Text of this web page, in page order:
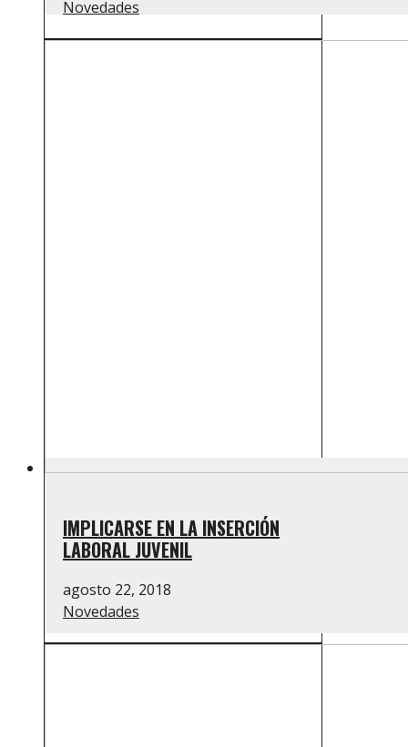
Novedades
IMPLICARSE EN LA INSERCIÓN
LABORAL JUVENIL
agosto 22, 2018
Novedades